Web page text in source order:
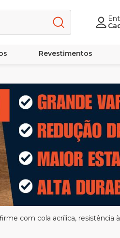
Revestimentos
com cola acrílica, resistência